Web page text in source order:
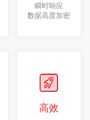
瞬时响应
数据高度加密
高效